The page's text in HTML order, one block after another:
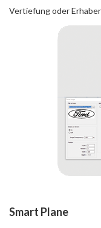
Vertiefung oder
Smart Plane